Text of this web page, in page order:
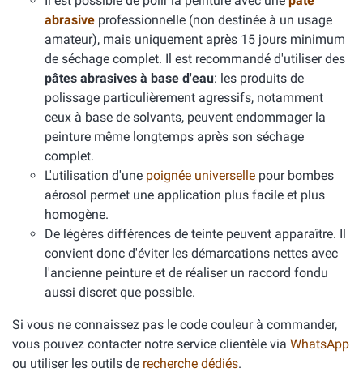
abrasive professionnelle (non destinée à un usage
amateur), mais uniquement après 15 jours minimum
de séchage complet. Il est recommandé d'utiliser des
pâtes abrasives à base d'eau: les produits de
polissage particulièrement agressifs, notamment
ceux à base de solvants, peuvent endommager la
peinture même longtemps après son séchage
complet.
L'utilisation d'une poignée universelle pour bombes
aérosol permet une application plus facile et plus
homogène.
De légères différences de teinte peuvent apparaître. Il
convient donc d'éviter les démarcations nettes avec
l'ancienne peinture et de réaliser un raccord fondu
aussi discret que possible.
Si vous ne connaissez pas le code couleur à commander,
vous pouvez contacter notre service clientèle via WhatsApp
ou utiliser les outils de recherche dédiés.